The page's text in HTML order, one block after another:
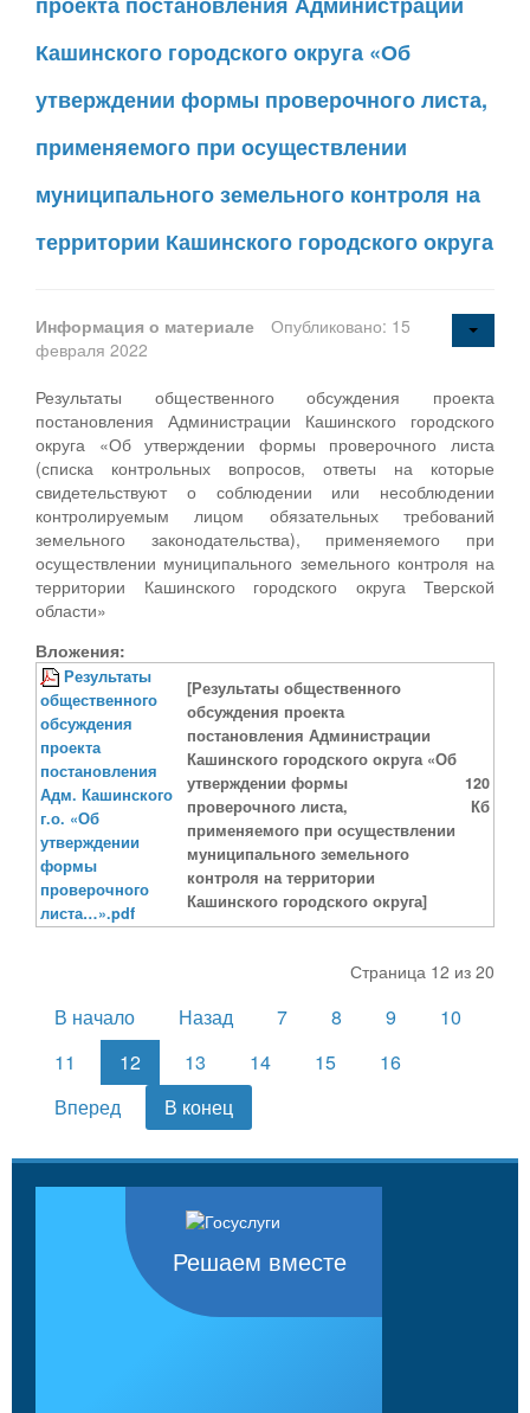
Кашинского городского округа «Об
утверждении формы проверочного листа,
применяемого при осуществлении
муниципального земельного контроля на
территории Кашинского городского округа
Информация о материале
Опубликовано: 15
февраля 2022
Результаты общественного обсуждения проекта
постановления Администрации Кашинского городского
округа «Об утверждении формы проверочного листа
(списка контрольных вопросов, ответы на которые
свидетельствуют о соблюдении или несоблюдении
контролируемым лицом обязательных требований
земельного законодательства), применяемого при
осуществлении муниципального земельного контроля на
территории Кашинского городского округа Тверской
области»
Вложения:
Результаты
общественного
обсуждения
проекта
постановления
Адм. Кашинского
г.о. «Об
утверждении
формы
проверочного
листа…».pdf
[Результаты общественного
обсуждения проекта
постановления Администрации
Кашинского городского округа «Об
утверждении формы
проверочного листа,
применяемого при осуществлении
муниципального земельного
контроля на территории
Кашинского городского округа]
120
Кб
Страница 12 из 20
В начало Назад 7 8 9
10
11
12 13 14 15
16
Вперед
В конец
Решаем вместе